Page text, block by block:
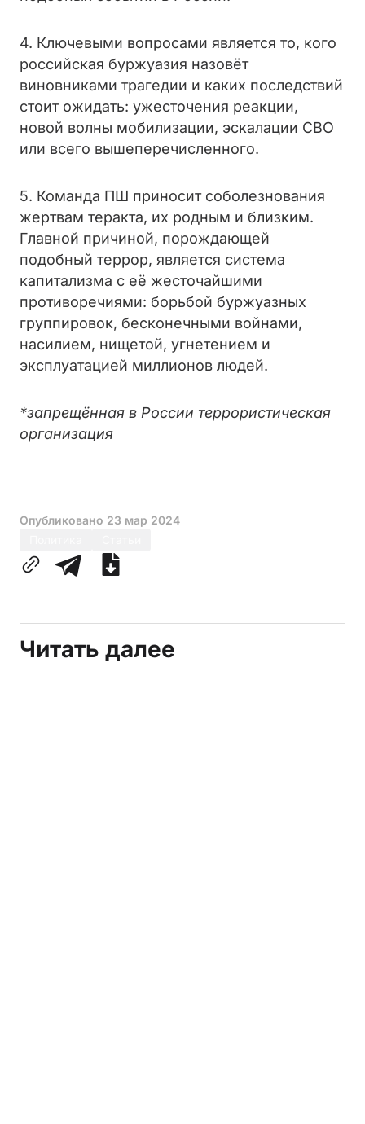
4. Ключевыми вопросами является то, кого
российская буржуазия назовёт
виновниками трагедии и каких последствий
стоит ожидать: ужесточения реакции,
новой волны мобилизации, эскалации СВО
или всего вышеперечисленного.
5. Команда ПШ приносит соболезнования
жертвам теракта, их родным и близким.
Главной причиной, порождающей
подобный террор, является система
капитализма с её жесточайшими
противоречиями: борьбой буржуазных
группировок, бесконечными войнами,
насилием, нищетой, угнетением и
эксплуатацией миллионов людей.
*запрещённая в России террористическая
организация
Опубликовано 23 мар 2024
Читать далее